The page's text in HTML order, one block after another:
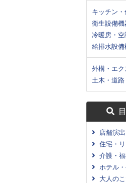
キッチン
衛生設備機
冷暖房・
給排水設備
外構・エク
土木・道路
店舗演
住宅・
介護・
ホテル
大人の